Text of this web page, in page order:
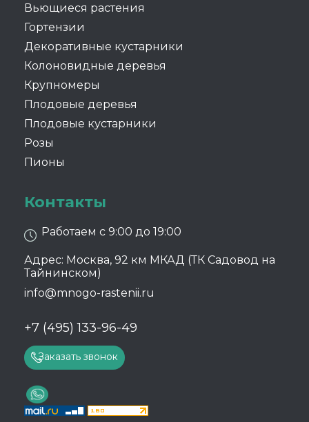
Вьющиеся растения
Гортензии
Декоративные кустарники
Колоновидные деревья
Крупномеры
Плодовые деревья
Плодовые кустарники
Розы
Пионы
Контакты
Работаем с 9:00 до 19:00
Адрес: Москва, 92 км МКАД (ТК Садовод на
Тайнинском)
info@mnogo-rastenii.ru
+7 (495) 133-96-49
Заказать звонок